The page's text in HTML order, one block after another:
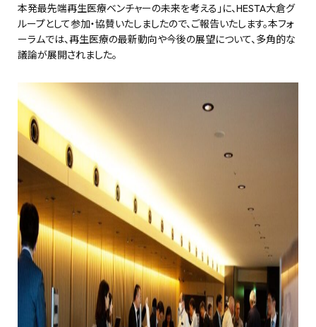
本発最先端再生医療ベンチャーの未来を考える」に、HESTA大倉グ
ループとして参加・協賛いたしましたので、ご報告いたします。本フォ
ーラムでは、再生医療の最新動向や今後の展望について、多角的な
議論が展開されました。